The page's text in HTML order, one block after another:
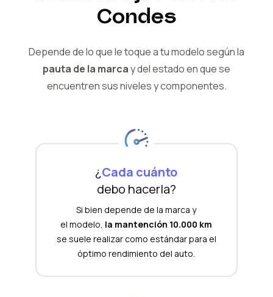
Condes
Depende de lo que le toque a tu modelo según la
pauta de la marcay delestado en que se
encuentren sus niveles y componentes.
¿Cada cuánto
debo hacerla?
Si bien depende de la marca y
el modelo, la mantención 10.000 km
se suele realizar como estándar para el
óptimo rendimiento del auto.